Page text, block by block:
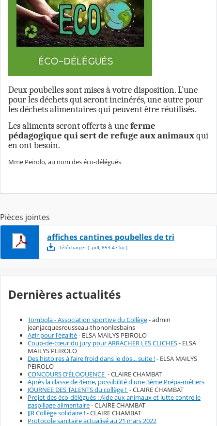
Deux poubelles sont mises à votre disposition. L’une
pour les déchets qui seront incinérés, une autre pour
les déchets alimentaires qui peuvent être réutilisés.
Les aliments seront offerts à uneferme
pédagogique qui sert de refuge aux animauxqui
en ont besoin.
Mme Peirolo, au nom des éco-délégués
Pièces jointes
affiches cantines poubelles de tri
Télécharger( .pdf, 853.47 ko)
Dernières actualités
Tombola - Association sportive du Collège- admin
jeanjacquesrousseau-thononlesbains
Agir pour l'égalité- ELSA MAILYS PEIROLO
Coup-de-cœur du jury pour ARRACHER LES CLICHES- ELSA
MAILYS PEIROLO
Des histoires à faire froid dans le dos... suite !- ELSA MAILYS
PEIROLO
CONCOURS D’ÉLOQUENCE - CLAIRE CHAMBAT
Après la classe de 4ème, possibilité d'une 3ème Prépa-métiers
JOURNEE DES TALENTS du collège ! - CLAIRE CHAMBAT
Projet des éco-délégués : Aide aux animaux et lutte contre le
gaspillage alimentaire- CLAIRE CHAMBAT
JJR Collège solidaire !- CLAIRE CHAMBAT
Protocole sanitaire actualisé au 21 mars 2022